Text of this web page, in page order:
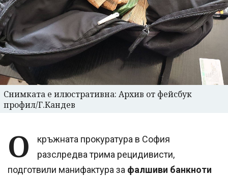
Снимката е илюстративна: Архив от фейсбук
профил/Г.Кандев
О
кръжната прокуратура в София
разслредва трима рецидивисти,
подготвили манифактура за фалшиви банкноти